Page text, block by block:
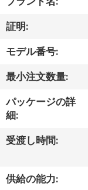
ト
ビ
オ
達
証明:
モデル番号:
最小注文数量:
パッケージの詳
細:
受渡し時間:
供給の能力: